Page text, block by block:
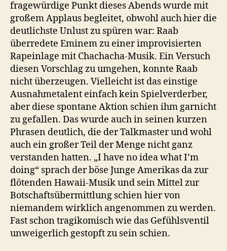
fragewürdige Punkt dieses Abends wurde mit
großem Applaus begleitet, obwohl auch hier die
deutlichste Unlust zu spüren war: Raab
überredete Eminem zu einer improvisierten
Rapeinlage mit Chachacha-Musik. Ein Versuch
diesen Vorschlag zu umgehen, konnte Raab
nicht überzeugen. Vielleicht ist das einstige
Ausnahmetalent einfach kein Spielverderber,
aber diese spontane Aktion schien ihm garnicht
zu gefallen. Das wurde auch in seinen kurzen
Phrasen deutlich, die der Talkmaster und wohl
auch ein großer Teil der Menge nicht ganz
verstanden hatten. „I have no idea what I’m
doing“ sprach der böse Junge Amerikas da zur
flötenden Hawaii-Musik und sein Mittel zur
Botschaftsübermittlung schien hier von
niemandem wirklich angenommen zu werden.
Fast schon tragikomisch wie das Gefühlsventil
unweigerlich gestopft zu sein schien.